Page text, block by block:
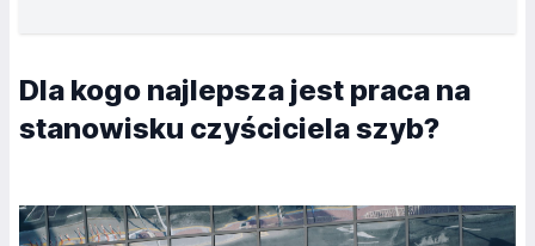
Dla kogo najlepsza jest praca na
stanowisku czyściciela szyb?